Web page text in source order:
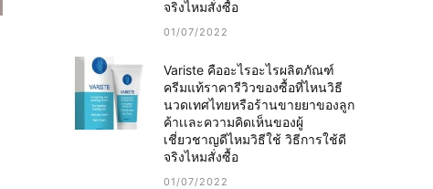
จริงไหมสั่งซื้อ
01/07/2022
Variste คืออะไรอะไรผลิตภัณฑ์
ครีมแท้ราคารีวิวของซื้อที่ไหนวิธี
นวดเทศไทยหรือร้านขายยาของลูก
ค้าเเละความคิดเห็นของผู้
เชี่ยวชาญดีไหมวิธีใช้ วิธีการใช้ดี
จริงไหมสั่งซื้อ
01/07/2022